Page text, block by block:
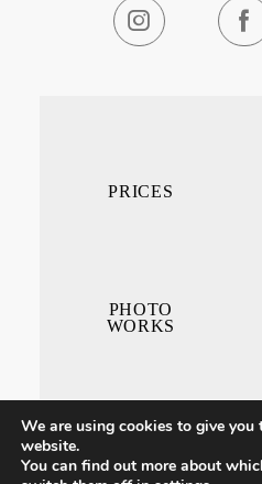
PRICES
PHOTO
WORKS
We are using cookies to give you
website.
You can find out more about